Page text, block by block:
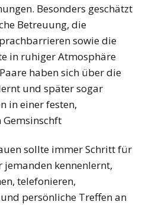
Besonders geschätzt
Betreuung, die
sowie die
in ruhiger Atmosphäre
haben sich über die
und später sogar
in einer festen,
sollte immer Schritt für
jemanden kennenlernt,
telefonieren,
persönliche Treffen an